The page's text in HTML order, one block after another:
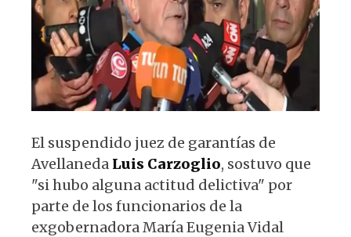
p
o
k
El suspendido juez de garantías de
Avellaneda Luis Carzoglio, sostuvo que
"si hubo alguna actitud delictiva" por
parte de los funcionarios de la
exgobernadora María Eugenia Vidal